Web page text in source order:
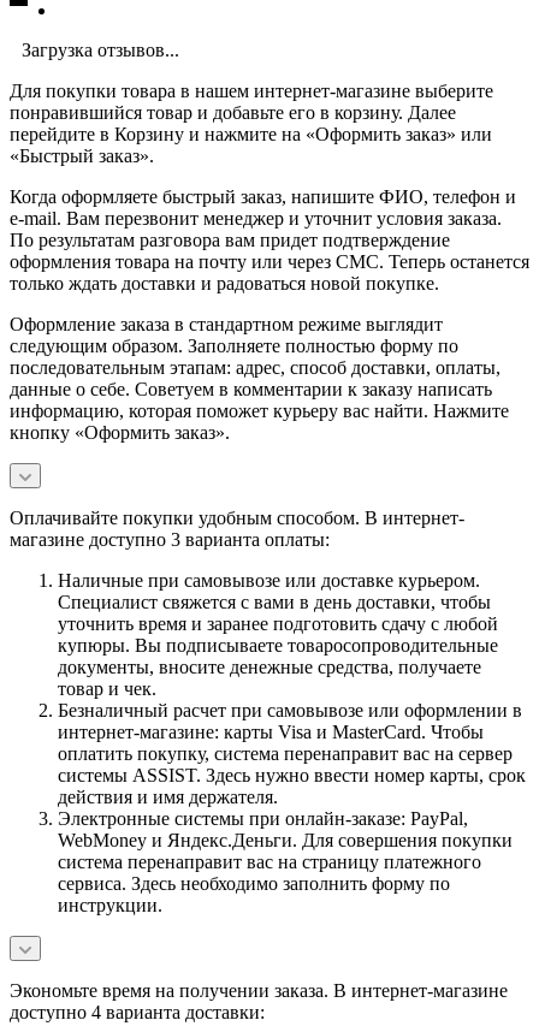
Загрузка отзывов...
Для покупки товара в нашем интернет-магазине выберите
понравившийся товар и добавьте его в корзину. Далее
перейдите в Корзину и нажмите на «Оформить заказ» или
«Быстрый заказ».
Когда оформляете быстрый заказ, напишите ФИО, телефон и
e-mail. Вам перезвонит менеджер и уточнит условия заказа.
По результатам разговора вам придет подтверждение
оформления товара на почту или через СМС. Теперь останется
только ждать доставки и радоваться новой покупке.
Оформление заказа в стандартном режиме выглядит
следующим образом. Заполняете полностью форму по
последовательным этапам: адрес, способ доставки, оплаты,
данные о себе. Советуем в комментарии к заказу написать
информацию, которая поможет курьеру вас найти. Нажмите
кнопку «Оформить заказ».
Оплачивайте покупки удобным способом. В интернет-
магазине доступно 3 варианта оплаты:
Наличные при самовывозе или доставке курьером.
Специалист свяжется с вами в день доставки, чтобы
уточнить время и заранее подготовить сдачу с любой
купюры. Вы подписываете товаросопроводительные
документы, вносите денежные средства, получаете
товар и чек.
Безналичный расчет при самовывозе или оформлении в
интернет-магазине: карты Visa и MasterCard. Чтобы
оплатить покупку, система перенаправит вас на сервер
системы ASSIST. Здесь нужно ввести номер карты, срок
действия и имя держателя.
Электронные системы при онлайн-заказе: PayPal,
WebMoney и Яндекс.Деньги. Для совершения покупки
система перенаправит вас на страницу платежного
сервиса. Здесь необходимо заполнить форму по
инструкции.
Экономьте время на получении заказа. В интернет-магазине
доступно 4 варианта доставки: